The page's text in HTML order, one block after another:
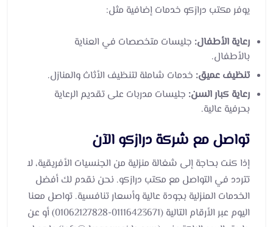
يوفر مكتب درازكو خدمات إضافية مثل:
رعاية الأطفال: جليسات متخصصات في العناية
بالأطفال.
تنظيف عميق: خدمات شاملة لتنظيف الأثاث والمنازل.
رعاية كبار السن: جليسات مدربات على تقديم الرعاية
بحرفية عالية.
تواصل مع شركة درازكو الآن
إذا كنت بحاجة إلى شغالة منزلية من الجنسيات الأفريقية، لا
تتردد في التواصل مع مكتب درازكو. نحن نقدم لك أفضل
الخدمات المنزلية بجودة عالية وأسعار تنافسية. تواصل معنا
اليوم عبر الأرقام التالية (01116423671-01062127828) أو عن